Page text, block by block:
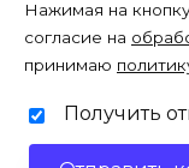
Нажимая на
согласие на
принимаю
Получить